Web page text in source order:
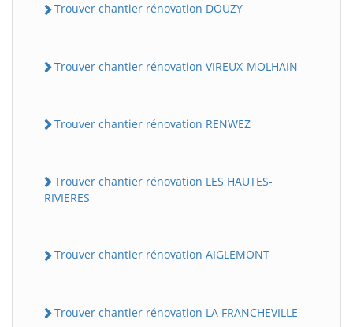
Trouver chantier rénovation DOUZY
Trouver chantier rénovation VIREUX-MOLHAIN
Trouver chantier rénovation RENWEZ
Trouver chantier rénovation LES HAUTES-
RIVIERES
Trouver chantier rénovation AIGLEMONT
Trouver chantier rénovation LA FRANCHEVILLE